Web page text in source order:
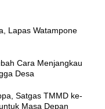
Lapas Watampone
Cara Menjangkau
Desa
Satgas TMMD ke-
Masa Depan